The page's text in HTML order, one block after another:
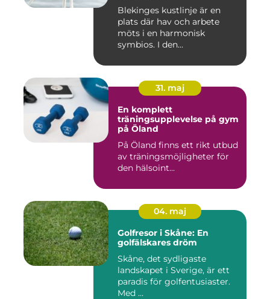
Blekinges kustlinje är en
plats där hav och arbete
möts i en harmonisk
symbios. I den...
31. maj
En komplett
träningsupplevelse på gym
på Öland
På Öland finns ett rikt utbud
av träningsmöjligheter för
den hälsoint...
04. maj
Golfresor i Skåne: En
golfälskares dröm
Skåne, det sydligaste
landskapet i Sverige, är ett
paradis för golfentusiaster.
Med ...